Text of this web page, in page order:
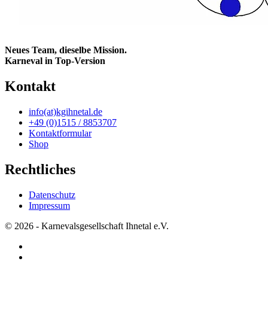
Neues Team, dieselbe Mission.
Karneval in Top-Version
Kontakt
info(at)kgihnetal.de
+49 (0)1515 / 8853707
Kontaktformular
Shop
Rechtliches
Datenschutz
Impressum
© 2026 - Karnevalsgesellschaft Ihnetal e.V.